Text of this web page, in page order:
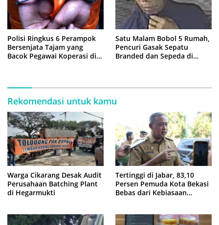
Polisi Ringkus 6 Perampok
Bersenjata Tajam yang
Bacok Pegawai Koperasi di
Satu Malam Bobol 5 Rumah,
Pencuri Gasak Sepatu
Branded dan Sepeda di
Rekomendasi untuk kamu
Warga Cikarang Desak Audit
Perusahaan Batching Plant
di Hegarmukti
Tertinggi di Jabar, 83,10
Persen Pemuda Kota Bekasi
Bebas dari Kebiasaan